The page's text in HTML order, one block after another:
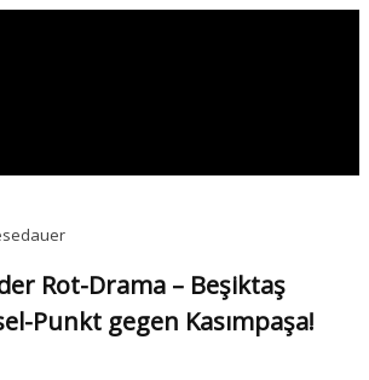
Rot-Drama – Beşiktaş
Punkt gegen Kasımpaşa!